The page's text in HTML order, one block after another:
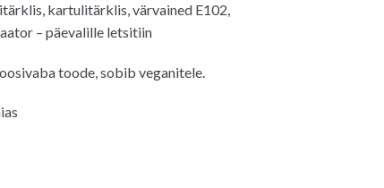
kartulitärklis, värvained E102,
– päevalille letsitiin
toode, sobib veganitele.